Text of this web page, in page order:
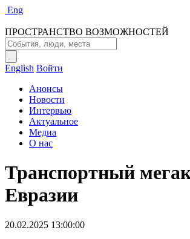
Eng
ПРОСТРАНСТВО ВОЗМОЖНОСТЕЙ
English Войти
Анонсы
Новости
Интервью
Актуальное
Медиа
О нас
Транспортный
Евразии
20.02.2025 13:00:00